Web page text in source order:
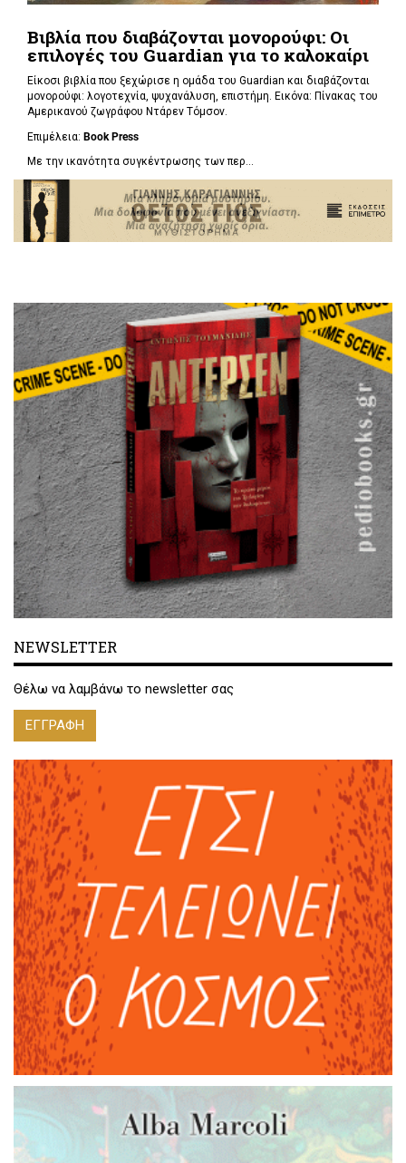
Βιβλία που διαβάζονται μονορούφι: Οι
επιλογές του Guardian για το καλοκαίρι
Είκοσι βιβλία που ξεχώρισε η ομάδα του Guardian και διαβάζονται
μονορούφι: λογοτεχνία, ψυχανάλυση, επιστήμη. Εικόνα: Πίνακας του
Αμερικανού ζωγράφου Ντάρεν Τόμσον.
Επιμέλεια: Book Press
Με την ικανότητα συγκέντρωσης των περ...
NEWSLETTER
Θέλω να λαμβάνω το newsletter σας
ΕΓΓΡΑΦΗ